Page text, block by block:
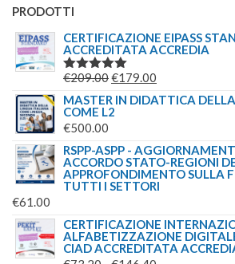
PRODOTTI
CERTIFICAZIONE EIPASS
ACCREDITATA ACCREDIA
VALUTATO
€209.00IL
PREZZO
ORIGINALE
€209.00.
€179.00
PREZZO
€179.00.
MASTER IN DIDATTICA
COME L2
€500.00
RSPP-ASPP -
ACCORDO STATO-REGIONI
APPROFONDIMENTO SULLA
TUTTI I SETTORI
€61.00
CERTIFICAZIONE
ALFABETIZZAZIONE
CIAD ACCREDITATA